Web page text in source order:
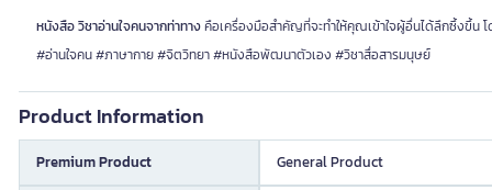
หนังสือ วิชาอ่านใจคนจากท่าทางคือเครื่องมือสำคัญที่จะทำให้คุณเข้าใจผู้อื่นได้ลึกซึ้งขึ้น
#อ่านใจคน #ภาษากาย #จิตวิทยา #หนังสือพัฒนาตัวเอง #วิชาสื่อสารมนุษย์
Product Information
Premium Product General Product